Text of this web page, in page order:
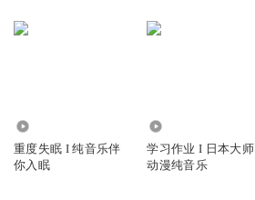
重度失眠 I 纯音乐伴
你入眠
学习作业 I 日本大师
动漫纯音乐